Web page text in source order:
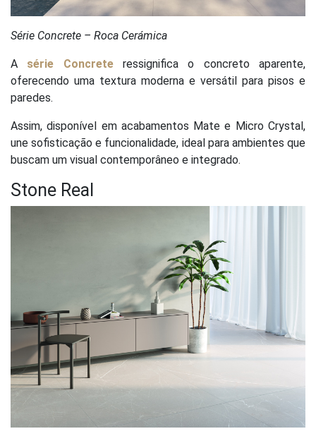
Série Concrete – Roca Cerámica
A série Concreteressignifica o concreto aparente,
oferecendo uma textura moderna e versátil para pisos e
paredes.
Assim, disponível em acabamentos Mate e Micro Crystal,
une sofisticação e funcionalidade, ideal para ambientes que
buscam um visual contemporâneo e integrado.
Stone Real